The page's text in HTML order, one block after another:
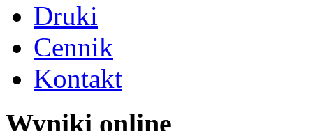
Druki
Cennik
Kontakt
Wyniki online